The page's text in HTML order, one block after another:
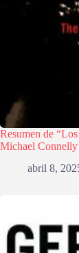
Resumen de
Michael Connelly
abril 8,